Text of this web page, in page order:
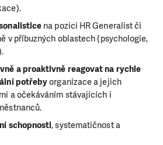
na pozici HR Generalist či
v příbuzných oblastech (psychologie,
a proaktivně reagovat na rychle
potřebyorganizace a jejich
a očekáváním stávajících i
schopnosti, systematičnost a